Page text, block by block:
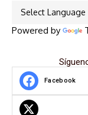
Powered by
Facebook